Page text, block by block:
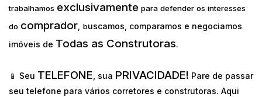
trabalhamos exclusivamente para defender os interesses
do comprador, buscamos, comparamos e negociamos
imóveis de Todas as Construtoras.
📱 Seu TELEFONE , sua PRIVACIDADE! Pare de passar
seu telefone para vários corretores e construtoras. Aqui